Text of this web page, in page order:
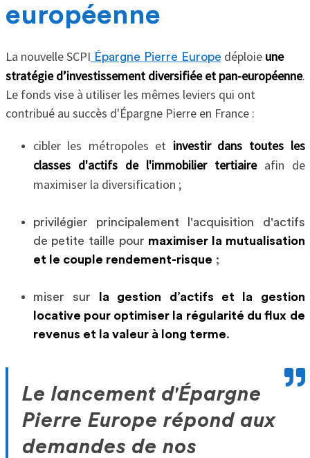
européenne
La nouvelle SCPI Épargne Pierre Europe déploie une
stratégie d’investissement diversifiée et pan-européenne.
Le fonds vise à utiliser les mêmes leviers qui ont
contribué au succès d'Épargne Pierre en France :
cibler les métropoles et investir dans toutes les
classes d'actifs de l'immobilier tertiaireafin de
maximiser la diversification ;
privilégier principalement l'acquisition d'actifs
de petite taille pour maximiser la mutualisation
et le couple rendement-risque ;
miser sur
la gestion d’actifs et la gestion
locative pour optimiser la régularité du flux de
revenus et la valeur à long terme.
Le lancement d'Épargne
Pierre Europe répond aux
demandes de nos